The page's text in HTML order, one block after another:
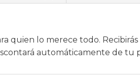
quien lo merece todo.
automáticamente de tu